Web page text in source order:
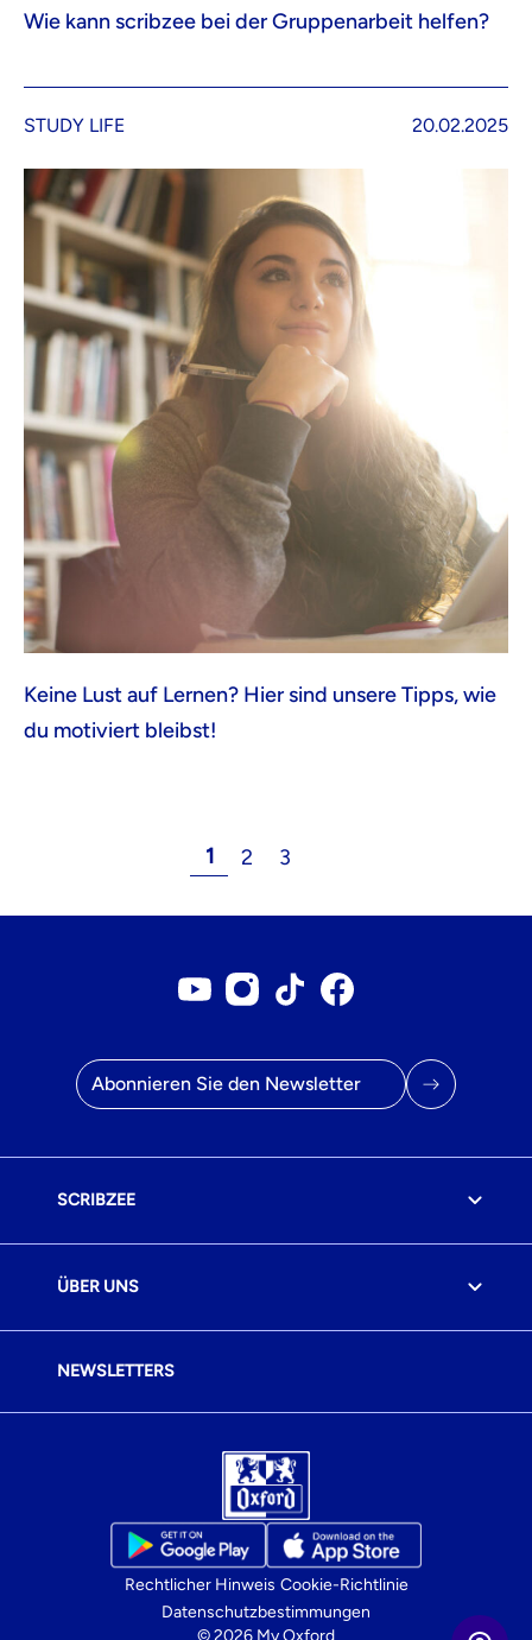
Wie kann scribzee bei der Gruppenarbeit helfen?
STUDY LIFE 20.02.2025
Keine Lust auf Lernen? Hier sind unsere Tipps, wie
du motiviert bleibst!
1 2 3
E-Mail Adresse
SCRIBZEE
ÜBER UNS
NEWSLETTERS
Rechtlicher Hinweis Cookie-Richtlinie
Datenschutzbestimmungen
© 2026 My Oxford